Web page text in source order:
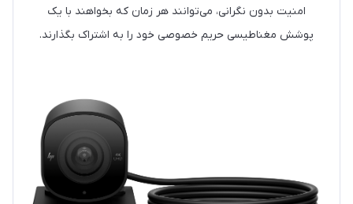
امنیت بدون نگرانی، می‌توانند هر زمان که بخواهند با یک
پوشش مغناطیسی حریم خصوصی خود را به اشتراک بگذارند.